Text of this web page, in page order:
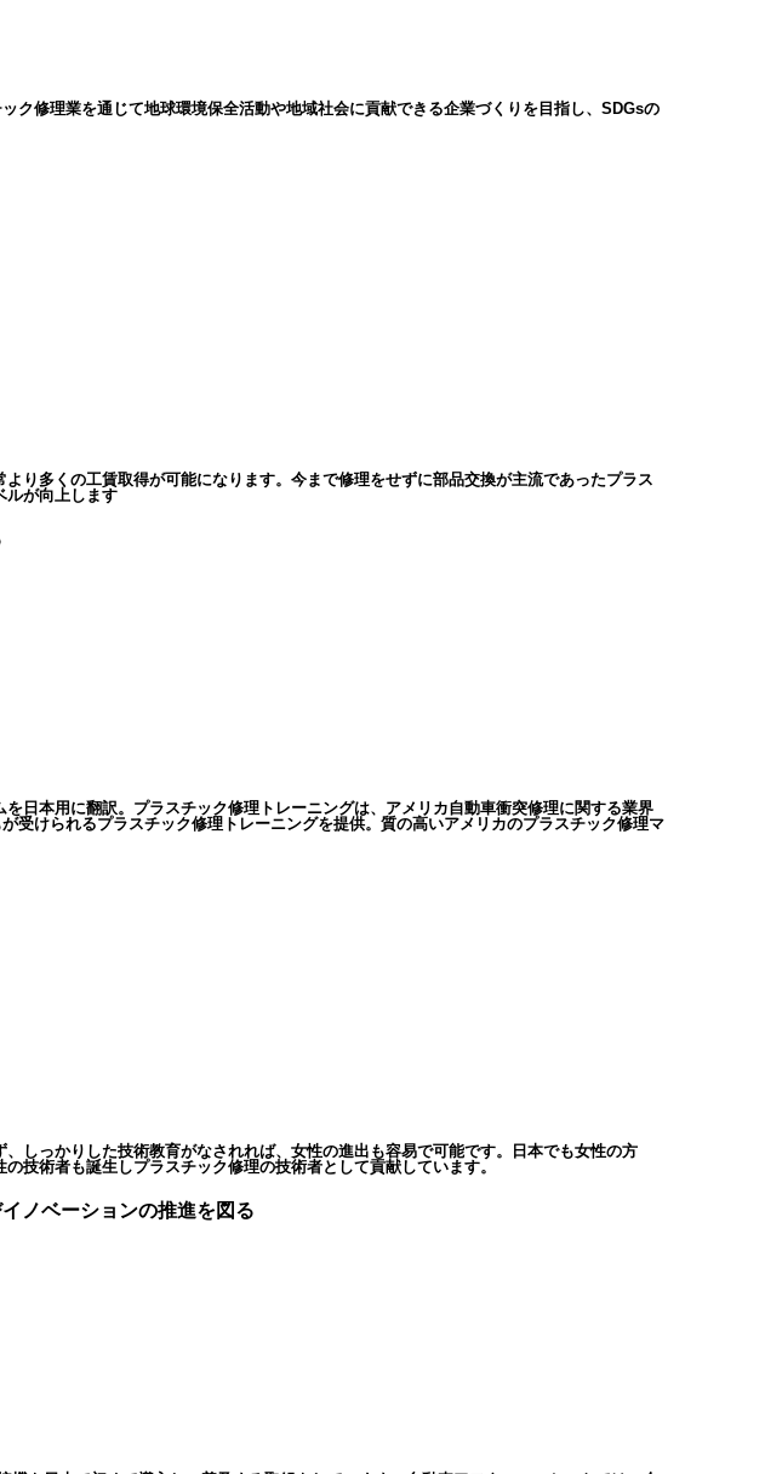
ク修理業を通じて地球環境保全活動や地域社会に貢献できる企業づくりを目指し、SDGsの
り多くの工賃取得が可能になります。今まで修理をせずに部品交換が主流であったプラス
ルが向上します
日本用に翻訳。プラスチック修理トレーニングは、アメリカ自動車衝突修理に関する業界
けられるプラスチック修理トレーニングを提供。質の高いアメリカのプラスチック修理マ
しっかりした技術教育がなされれば、女性の進出も容易で可能です。日本でも女性の方
技術者も誕生しプラスチック修理の技術者として貢献しています。
ノベーションの推進を図る